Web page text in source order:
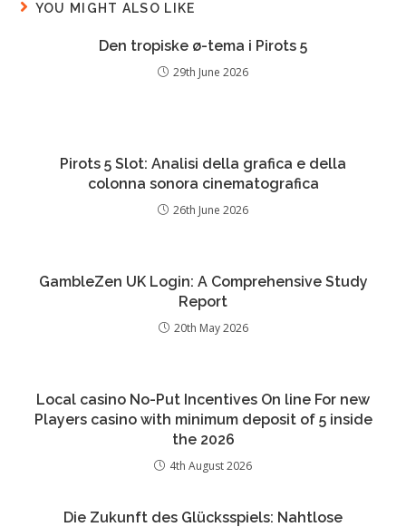
YOU MIGHT ALSO LIKE
Den tropiske ø-tema i Pirots 5
29th June 2026
Pirots 5 Slot: Analisi della grafica e della
colonna sonora cinematografica
26th June 2026
GambleZen UK Login: A Comprehensive Study
Report
20th May 2026
Local casino No-Put Incentives On line For new
Players casino with minimum deposit of 5 inside
the 2026
4th August 2026
Die Zukunft des Glücksspiels: Nahtlose